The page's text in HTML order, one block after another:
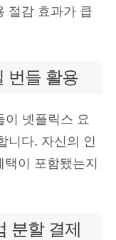
절감 효과가 큽
번들 활용
넷플릭스 요
니다. 자신의 인
택이 포함됐는지
분할 결제